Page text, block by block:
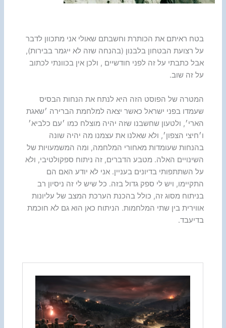
בטח ראיתם את הכותרת וחשבתם שאולי אני מתכוון לדבר
על רצועת הבטחון בלבנון (בהנחה שזה לא ייגמר בבירות),
אבל כתבתי על זה לפני חודשיים , ולכן אין בכוונתי לכתוב
על זה שוב.
המטרה של הפוסט הזה היא לנתח את הנחות הבסיס
שעמדו בפני ישראל כאשר יצאה למלחמת הברירה ׳שאגת
הארי׳, ולטעון שחשבנו שזה יהיה מוצלח כמו ׳עם כלביא׳
ו׳חיצי הצפון׳, ולא שאלנו את עצמנו מה יהיה שונה
בהנחות שעומדות מאחורי המלחמה, ומה המשמעויות של
השינויים האלה. מטבע הדברים, זה ניתוח ספקולטיבי, ולא
על השתתפותי בדיונים בעניין. אני לא יודע האם הם
התקיימו, ויש לי ספק גדול בזה. כל שיש לי זה ניסיון רב
בניתוח מסוג זה, כולל בהכנת הערכת המצב של עליונות
אווירית בין שתי המלחמות. הניתוח כאן הוא גם לא חוכמת
בדיעבד.